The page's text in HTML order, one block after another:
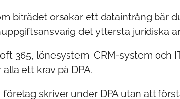
biträdet orsakar ett dataintrång bär
det yttersta juridiska
365, lönesystem, CRM-system och
alla ett krav på DPA.
företag skriver under DPA utan att